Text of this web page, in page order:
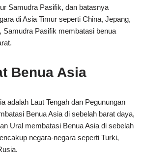
Samudra Pasifik, dan batasnya
di Asia Timur seperti China, Jepang,
Samudra Pasifik membatasi benua
Benua Asia
adalah Laut Tengah dan Pegunungan
Benua Asia di sebelah barat daya,
Ural membatasi Benua Asia di sebelah
negara-negara seperti Turki,